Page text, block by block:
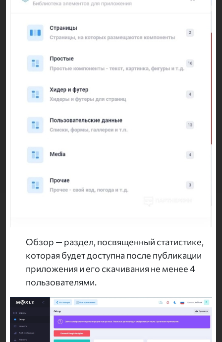
Обзор — раздел, посвященный статистике,
которая будет доступна после публикации
приложения и его скачивания не менее 4
пользователями.